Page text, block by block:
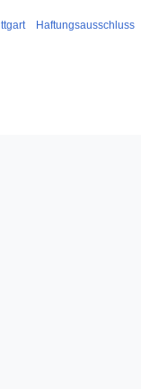
Haftungsausschluss